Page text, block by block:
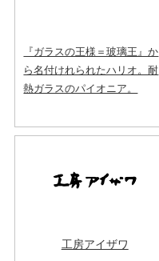
『ガラスの王様＝玻璃王』か
ら名付けれられたハリオ。耐
熱ガラスのパイオニア。
工房アイザワ